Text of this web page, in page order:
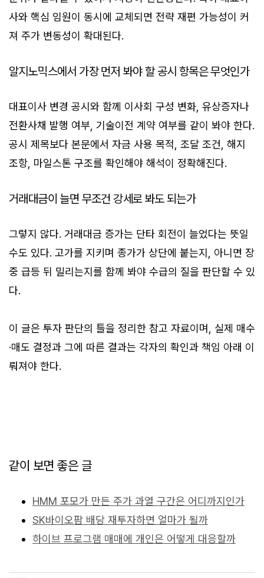
사와 핵심 임원이 동시에 교체되면 전략 재편 가능성이 커
져 주가 변동성이 확대된다.
알지노믹스에서 가장 먼저 봐야 할 공시 항목은 무엇인가
대표이사 변경 공시와 함께 이사회 구성 변화, 유상증자나
전환사채 발행 여부, 기술이전 계약 여부를 같이 봐야 한다.
공시 제목보다 본문에서 자금 사용 목적, 조달 조건, 해지
조항, 마일스톤 구조를 확인해야 해석이 정확해진다.
거래대금이 늘면 무조건 강세로 봐도 되는가
그렇지 않다. 거래대금 증가는 단타 회전이 늘었다는 뜻일
수도 있다. 고가를 지키며 종가가 상단에 붙는지, 아니면 장
중 급등 뒤 밀리는지를 함께 봐야 수급의 질을 판단할 수 있
다.
이 글은 투자 판단의 틀을 정리한 참고 자료이며, 실제 매수
·매도 결정과 그에 따른 결과는 각자의 확인과 책임 아래 이
뤄져야 한다.
같이 보면 좋은 글
HMM 포모가 만든 주가 과열 구간은 어디까지인가
SK바이오팜 배당 재투자하면 얼마가 될까
하이브 프로그램 매매에 개인은 어떻게 대응할까